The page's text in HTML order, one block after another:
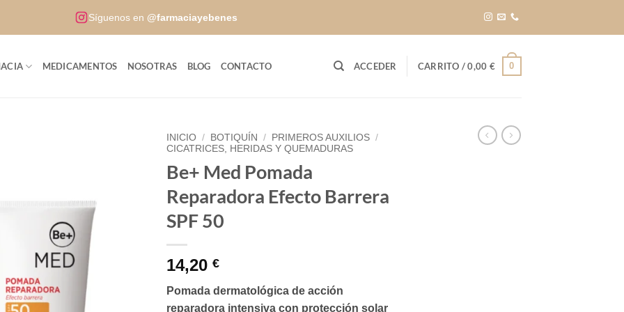
Síguenos en @farmaciayebenes
MEDICAMENTOS NOSOTRAS BLOG CONTACTO ACCEDER CARRITO /0,00 € 0
INICIO / BOTIQUÍN / PRIMEROS AUXILIOS /
CICATRICES, HERIDAS Y QUEMADURAS
Be+ Med Pomada
Reparadora Efecto Barrera
SPF 50
14,20 €
Pomada dermatológica de acción
reparadora intensiva con protección solar